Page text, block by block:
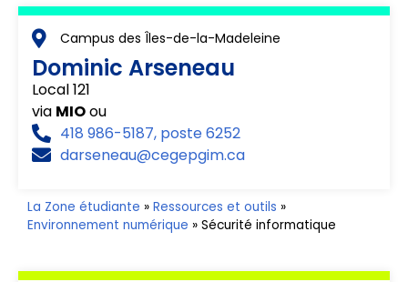
Campus des Îles-de-la-Madeleine
Dominic Arseneau
Local 121
via MIOou
418 986-5187, poste 6252
darseneau@cegepgim.ca
La Zone étudiante » Ressources et outils »
Environnement numérique » Sécurité informatique